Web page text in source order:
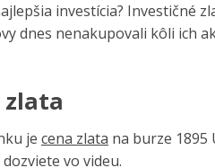
investícia? Investičné
dnes nenakupovali kôli ich
zlata
je cena zlata na burze 1895
vo videu.